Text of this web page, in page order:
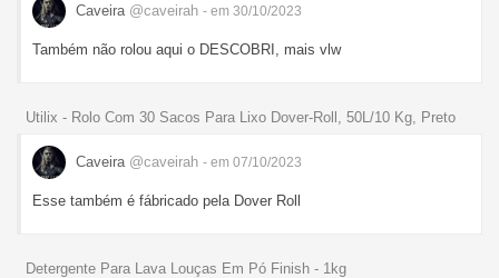
Caveira @caveirah - em 30/10/2023
Também não rolou aqui o DESCOBRI, mais vlw
Utilix - Rolo Com 30 Sacos Para Lixo Dover-Roll, 50L/10 Kg, Preto
Caveira @caveirah - em 07/10/2023
Esse também é fábricado pela Dover Roll
Detergente Para Lava Louças Em Pó Finish - 1kg